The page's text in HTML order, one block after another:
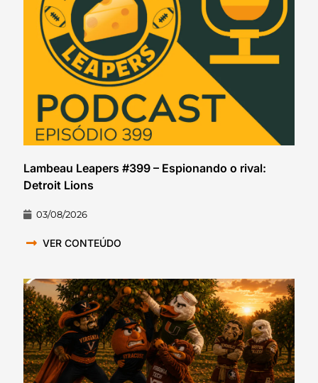
Lambeau Leapers #399 – Espionando o rival:
Detroit Lions
03/08/2026
VER CONTEÚDO